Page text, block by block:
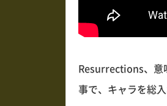
Resurrections、意
事で、キャラを総